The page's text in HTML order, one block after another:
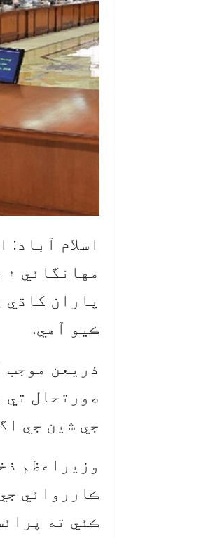
اسلام
مهانگائي ۽
پاران
ڪيو آهي.
ذريعن موجب
صورتحال تي
جي شين جي
وزيراعظم
ڪارروائي
ڪئي ته